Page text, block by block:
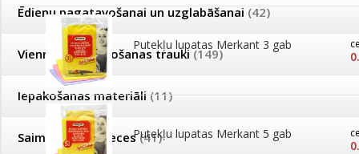
Ēdienu pagatavošanai un uzglabāšanai (42)
Vienreizējās lietošanas trauki(149)
Iepakošanas materiāli (11)
Saimniecības preces(41)
Putekļu lupatas Merkant 3 gab
Putekļu lupatas Merkant 5 gab